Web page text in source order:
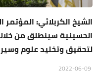
الشيخ الكربلائي: المؤتمر
الحسينية سينطلق من
لتحقيق وتخليد علوم